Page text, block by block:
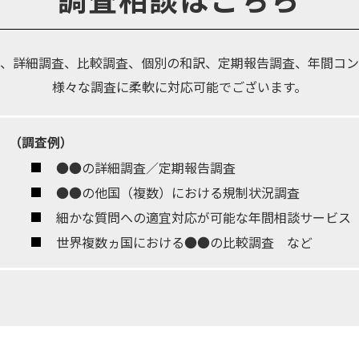
詳細調査、比較調査、個別の和訳、定期報告調査、年間コ
様々な調査に柔軟に対応可能でございます。
（調査例）
●●の詳細調査／定期報告調査
●●の他国（複数）における規制状況調査
細かな質問への適宜対応が可能な年間相談サービス
世界複数ヵ国における●●の比較調査 など